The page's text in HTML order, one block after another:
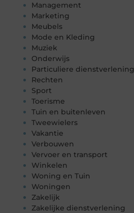
Management
Marketing
Meubels
Mode en Kleding
Muziek
Onderwijs
Particuliere dienstverlening
Rechten
Sport
Toerisme
Tuin en buitenleven
Tweewielers
Vakantie
Verbouwen
Vervoer en transport
Winkelen
Woning en Tuin
Woningen
Zakelijk
Zakelijke dienstverlening